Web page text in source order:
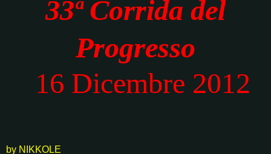
33ª Corrida del
Progresso
16 Dicembre 2012
by NIKKOLE